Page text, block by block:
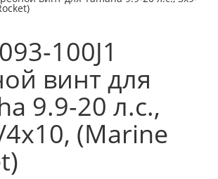
100J1
винт для
9.9-20 л.с.,
(Marine